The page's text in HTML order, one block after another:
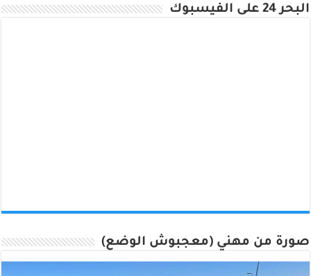
البحر 24 على الفيسبوك
صورة من مهني (معجبوش الوضع)